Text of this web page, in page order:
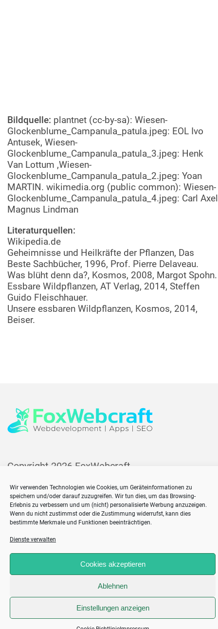
Wir verwenden Technologien wie Cookies, um Geräteinformationen zu
speichern und/oder darauf zuzugreifen. Wir tun dies, um das Browsing-
Erlebnis zu verbessern und um (nicht) personalisierte Werbung anzuzeigen.
Wenn du nicht zustimmst oder die Zustimmung widerrufst, kann dies
bestimmte Merkmale und Funktionen beeinträchtigen.
Dienste verwalten
Cookies akzeptieren
Ablehnen
Einstellungen anzeigen
Bildquelle: plantnet (cc-by-sa): Wiesen-
Glockenblume_Campanula_patula.jpeg: EOL Ivo
Antusek, Wiesen-
Glockenblume_Campanula_patula_3.jpeg: Henk
Van Lottum ,Wiesen-
Glockenblume_Campanula_patula_2.jpeg: Yoan
MARTIN. wikimedia.org (public common): Wiesen-
Glockenblume_Campanula_patula_4.jpeg: Carl Axel
Magnus Lindman
Literaturquellen:
Wikipedia.de
Geheimnisse und Heilkräfte der Pflanzen, Das
Beste Sachbücher, 1996, Prof. Pierre Delaveau.
Was blüht denn da?, Kosmos, 2008, Margot Spohn.
Essbare Wildpflanzen, AT Verlag, 2014, Steffen
Guido Fleischhauer.
Unsere essbaren Wildpflanzen, Kosmos, 2014,
Beiser.
Copyright 2026 FoxWebcraft
Impressum
Cookie-Richtlinie (EU)